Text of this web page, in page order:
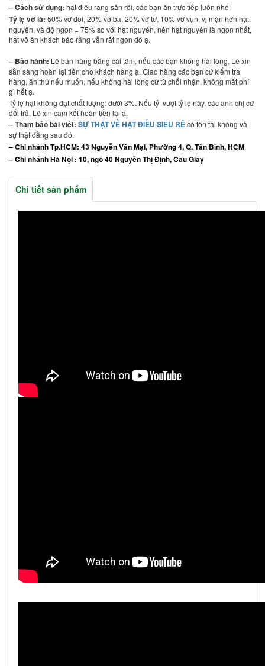
– Cách sử dụng: hạt điều rang sẵn rồi, các bạn ăn trực tiếp luôn nhé
Tỷ lệ vỡ là: 50% vỡ đôi, 20% vỡ ba, 20% vỡ tư, 10% vỡ vụn, vị mặn hơn hạt
nguyên, và độ ngon = 75% so với hạt nguyên, nên hạt nguyên là ngon nhất,
hạt vỡ ăn khách bảo rằng vẫn rất ngon đó ạ.
– Bảo hành: Lê bán hàng bằng cái tâm, nếu các bạn không hài lòng, Lê xin
sẵn sàng hoàn lại tiền cho khách hàng ạ. Giao hàng các bạn cứ kiểm tra
hàng, ăn thử nếu muốn, nếu không hài lòng cứ từ chối nhận, không mất phí
gì hết ạ.
Tỷ lệ hạt không đạt chất lượng: dưới 3%. Nếu tỷ vượt tỷ lệ này, các anh chị cứ
đổi trả, Lê xin cam kết hoàn tiền lại ạ.
– Tham bảo bài viết: SỰ THẬT VỀ HẠT ĐIỀU SIÊU RẺcó tồn tại không và
sự thật đằng sau đó.
– Chi nhánh Tp.HCM: 43 Nguyễn Văn Mại, Phường 4, Q. Tân Bình, HCM
– Chi nhánh Hà Nội : 10, ngõ 40 Nguyễn Thị Định, Cầu Giấy
Chi tiết sản phẩm